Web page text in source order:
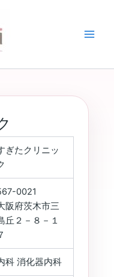
ぎたクリニッ
0021
阪府茨木市三
丘２－８－１
科 消化器内科